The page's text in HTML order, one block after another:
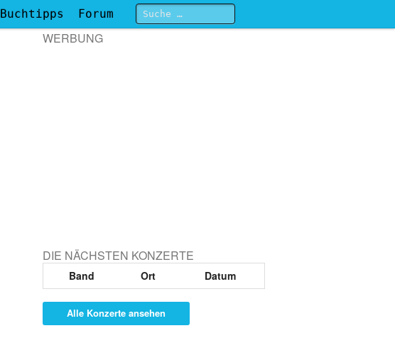
Buchtipps
Forum
WERBUNG
DIE NÄCHSTEN KONZERTE
Band Ort Datum
Alle Konzerte ansehen